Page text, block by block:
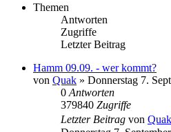
Themen
Antworten
Zugriffe
Letzter Beitrag
Hamm 09.09. - wer kommt?
von Quak » Donnerstag 7.
0 Antworten
379840 Zugriffe
Letzter Beitrag von Quak